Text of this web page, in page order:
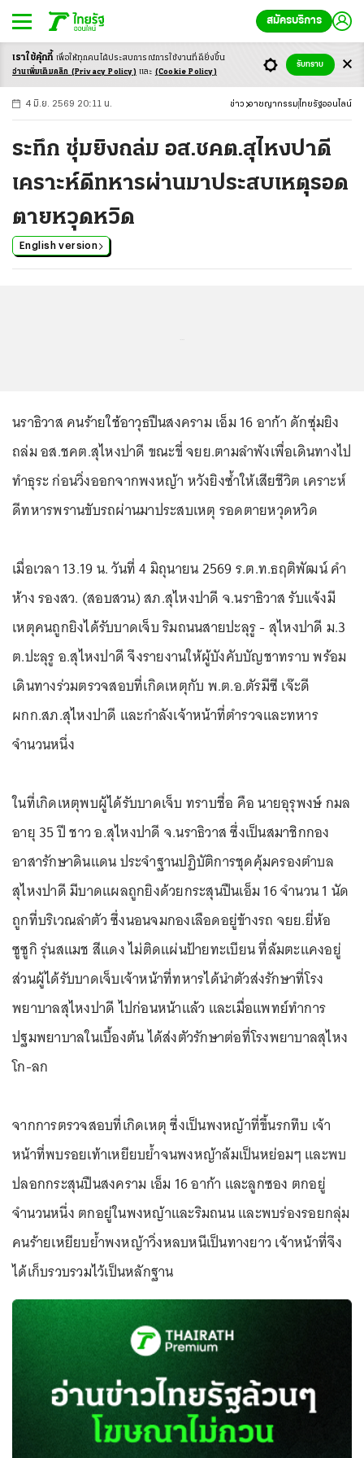
สมัครบริการ
-ก ก ก+
4 มิ.ย. 2569 20:11 น. ข่าว อาชญากรรม ไทยรัฐออนไลน์
ระทึก ซุ่มยิงถล่ม อส.ชคต.สุไหงปาดี
เคราะห์ดีทหารผ่านมาประสบเหตุรอด
ตายหวุดหวิด
English version
นราธิวาส คนร้ายใช้อาวุธปืนสงคราม เอ็ม 16 อาก้า ดักซุ่มยิง
ถล่ม อส.ชคต.สุไหงปาดี ขณะขี่ จยย.ตามลำพังเพื่อเดินทางไป
ทำธุระ ก่อนวิ่งออกจากพงหญ้า หวังยิงซ้ำให้เสียชีวิต เคราะห์
ดีทหารพรานขับรถผ่านมาประสบเหตุ รอดตายหวุดหวิด
เมื่อเวลา 13.19 น. วันที่ 4 มิถุนายน 2569 ร.ต.ท.ธฤติพัฒน์ คำ
ห้าง รองสว. (สอบสวน) สภ.สุไหงปาดี จ.นราธิวาส รับแจ้งมี
เหตุคนถูกยิงได้รับบาดเจ็บ ริมถนนสายปะลุรู - สุไหงปาดี ม.3
ต.ปะลุรู อ.สุไหงปาดี จึงรายงานให้ผู้บังคับบัญชาทราบ พร้อม
เดินทางร่วมตรวจสอบที่เกิดเหตุกับ พ.ต.อ.ตัรมีซี เจ๊ะดี
ผกก.สภ.สุไหงปาดี และกำลังเจ้าหน้าที่ตำรวจและทหาร
จำนวนหนึ่ง
ในที่เกิดเหตุพบผู้ได้รับบาดเจ็บ ทราบชื่อ คือ นายอุรุพงษ์ กมล
อายุ 35 ปี ชาว อ.สุไหงปาดี จ.นราธิวาส ซึ่งเป็นสมาชิกกอง
อาสารักษาดินแดน ประจำฐานปฏิบัติการชุดคุ้มครองตำบล
สุไหงปาดี มีบาดแผลถูกยิงด้วยกระสุนปืนเอ็ม 16 จำนวน 1 นัด
ถูกที่บริเวณลำตัว ซึ่งนอนจมกองเลือดอยู่ข้างรถ จยย.ยี่ห้อ
ซูซูกิ รุ่นสแมช สีแดง ไม่ติดแผ่นป้ายทะเบียน ที่ล้มตะแคงอยู่
ส่วนผู้ได้รับบาดเจ็บเจ้าหน้าที่ทหารได้นำตัวส่งรักษาที่โรง
พยาบาลสุไหงปาดี ไปก่อนหน้าแล้ว และเมื่อแพทย์ทำการ
ปฐมพยาบาลในเบื้องต้น ได้ส่งตัวรักษาต่อที่โรงพยาบาลสุไหง
โก-ลก
จากการตรวจสอบที่เกิดเหตุ ซึ่งเป็นพงหญ้าที่ขึ้นรกทึบ เจ้า
หน้าที่พบรอยเท้าเหยียบย้ำจนพงหญ้าล้มเป็นหย่อมๆ และพบ
ปลอกกระสุนปืนสงคราม เอ็ม 16 อาก้า และลูกซอง ตกอยู่
จำนวนหนึ่ง ตกอยู่ในพงหญ้าและริมถนน และพบร่องรอยกลุ่ม
คนร้ายเหยียบย้ำพงหญ้าวิ่งหลบหนีเป็นทางยาว เจ้าหน้าที่จึง
ได้เก็บรวบรวมไว้เป็นหลักฐาน
เราใช้คุ้กกี้ เพื่อให้ทุกคนได้ประสบการณ์การใช้งานที่ดียิ่งขึ้น
อ่านเพิ่มเติมคลิก (Privacy Policy) และ (Cookie Policy)
รับทราบ